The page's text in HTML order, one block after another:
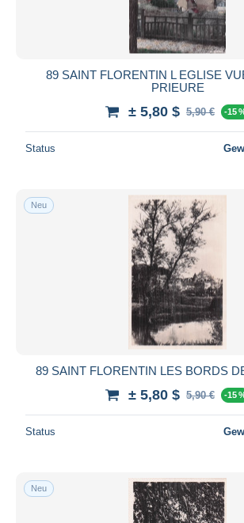
89 SAINT FLORENTIN L EGLISE
PRIEURE
± 5,80 $ 5,90 € -15
Status
Neu
89 SAINT FLORENTIN LES BORDS
± 5,80 $ 5,90 € -15
Status
Neu